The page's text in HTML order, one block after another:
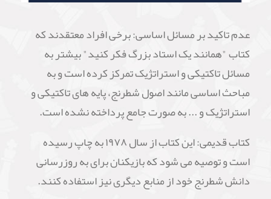
عدم تاکید بر مسائل اساسی: برخی افراد معتقدند که
کتاب "همانند یک استاد بزرگ فکر کنید" بیشتر به
مسائل تاکتیکی و استراتژیک تمرکز کرده است و به
مباحث اساسی مانند اصول شطرنج، پایه های تاکتیکی و
استراتژیک و ... به صورت جامع پرداخته نشده است.
کتاب قدیمی: این کتاب از سال ۱۹۷۸ به چاپ رسیده
است و توصیه می شود که بازیکنان برای به روزرسانی
دانش شطرنج خود از منابع دیگری نیز استفاده کنند.